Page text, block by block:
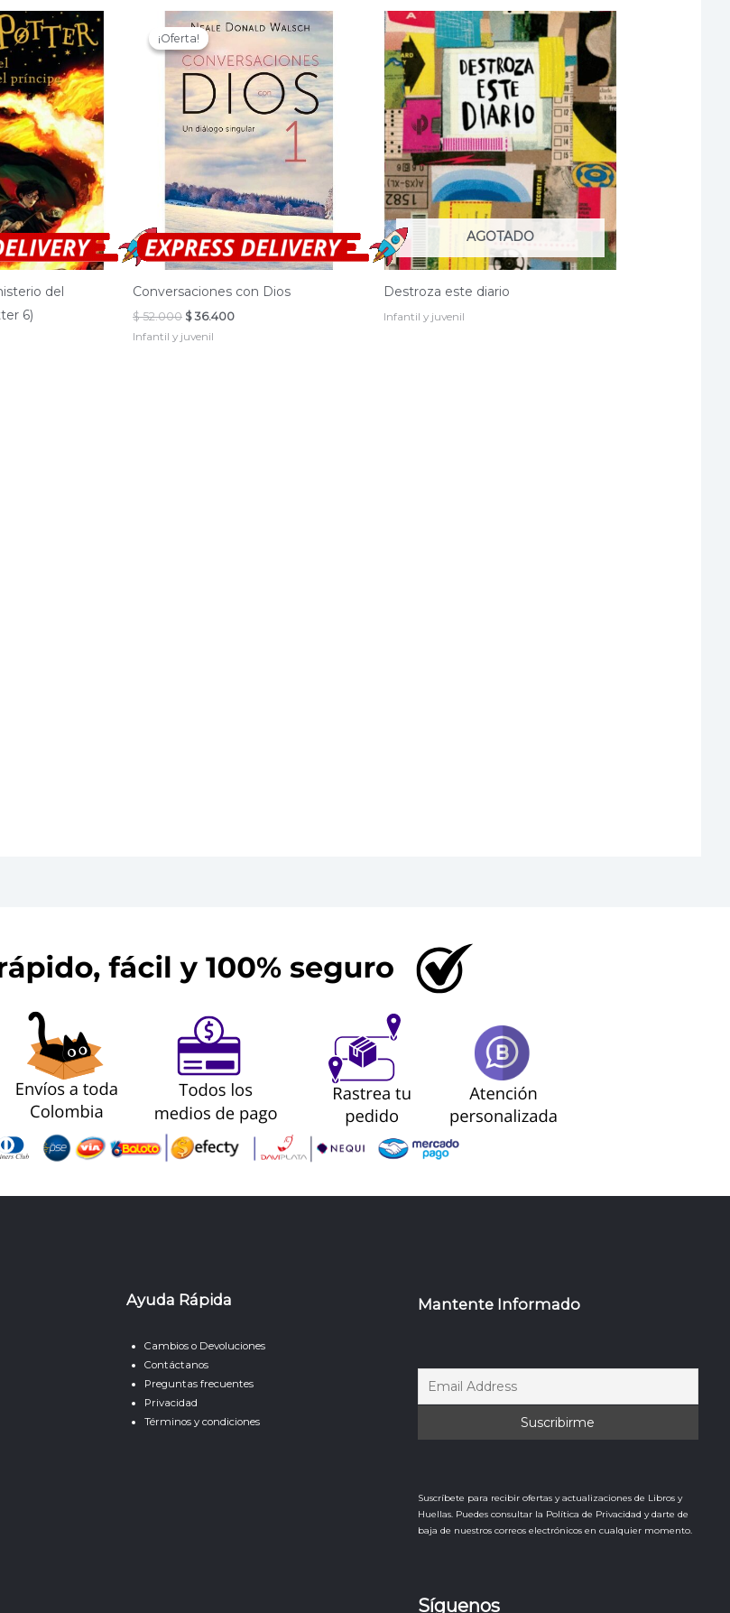
del
6)
¡Oferta!
¡Oferta!
Conversaciones con Dios
$52.000 El
precio
original
$36.400El
Infantil y juvenil
AGOTADO
Destroza este diario
Infantil y juvenil
Ayuda Rápida
Cambios o Devoluciones
Contáctanos
Preguntas frecuentes
Privacidad
Términos y condiciones
Mantente Informado
Suscríbete para recibir ofertas y actualizaciones de Libros y
Huellas. Puedes consultar la Política de Privacidad y darte de
baja de nuestros correos electrónicos en cualquier momento.
Síguenos